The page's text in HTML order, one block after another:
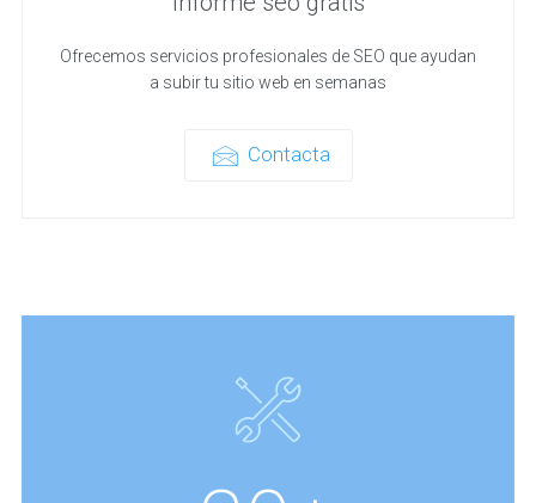
Ofrecemos servicios profesionales de SEO que ayudan
a subir tu sitio web en semanas
Contacta